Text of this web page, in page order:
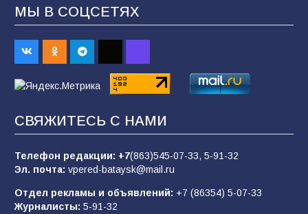
«Пургу нести — не поля переходить»: почему
заявления о мобилизации — это
пропагандистский вброс
01.08.2026
«Слухами Москву не возьмёшь»: почему
отчаяние, а не разведка
81 02.08.2026
МЫ В СОЦСЕТЯХ
СВЯЖИТЕСЬ С НАМИ
Телефон редакции: +7(863)545-07-33, 5-91-32
Эл. почта: vpered-bataysk@mail.ru
Отдел рекламы и объявлений: +7 (86354) 5-07-33
Журналисты: 5-91-32